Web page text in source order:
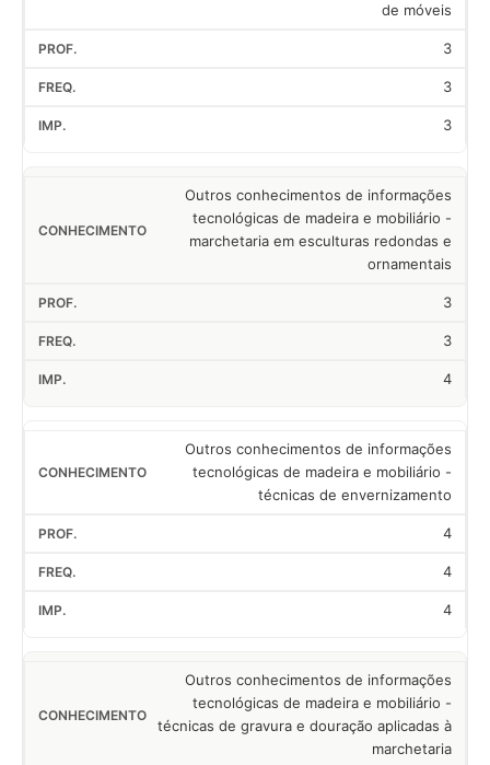
de móveis
3
3
3
Outros conhecimentos de informações
tecnológicas de madeira e mobiliário -
marchetaria em esculturas redondas e
ornamentais
3
3
4
Outros conhecimentos de informações
tecnológicas de madeira e mobiliário -
técnicas de envernizamento
4
4
4
Outros conhecimentos de informações
tecnológicas de madeira e mobiliário -
técnicas de gravura e douração aplicadas à
marchetaria